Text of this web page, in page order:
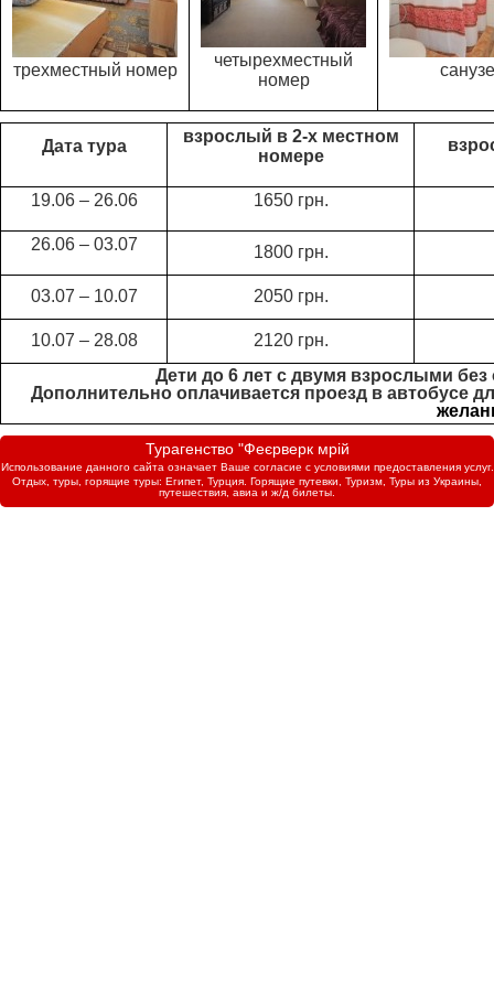
трехместный номер
четырехместный
номер
Дата тура
взрослый в 2-х местном
номере
19.06 – 26.06 1650 грн.
26.06 – 03.07 1800 грн.
03.07 – 10.07 2050 грн.
10.07 – 28.08
2120 грн.
Дети до 6 лет с двумя взрослыми без
Дополнительно оплачивается проезд в автобусе
Турагенство "Феєрверк мрій
Использование данного сайта означает Ваше согласие с условиями предоставления услуг.
Отдых, туры, горящие туры: Египет, Турция. Горящие путевки, Туризм, Туры из Украины,
путешествия, авиа и ж/д билеты.